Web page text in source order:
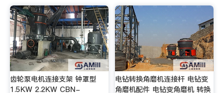
齿轮泵电机连接支架 钟罩型
1.5KW 2.2KW CBN-
电钻转换角磨机连接杆 电钻变
角磨机配件 电钻变角磨机 转换